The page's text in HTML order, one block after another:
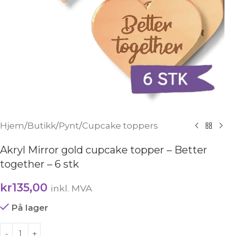
Hjem/Butikk/Pynt/Cupcake toppers
Akryl Mirror gold cupcake topper – Better
together – 6 stk
kr135,00 inkl. MVA
På lager